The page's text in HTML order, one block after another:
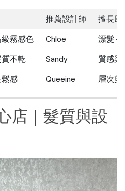
推薦設計師 擅長風
霧感色 Chloe 漂髮＋
不乾 Sandy 質感染
感 Queeine 層次
店｜髮質與設